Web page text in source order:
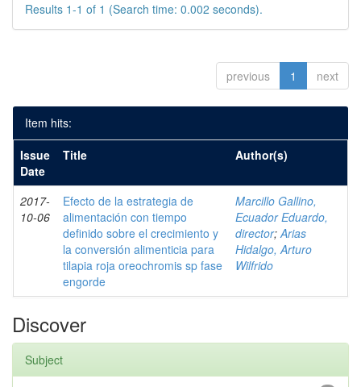
Results 1-1 of 1 (Search time: 0.002 seconds).
previous 1 next
Item hits:
Issue
Date
Title Author(s)
2017-
10-06
Efecto de la estrategia de
alimentación con tiempo
definido sobre el crecimiento y
la conversión alimenticia para
tilapia roja oreochromis sp fase
engorde
Marcillo Gallino,
Ecuador Eduardo,
director;Arias
Hidalgo, Arturo
Wilfrido
Discover
Subject